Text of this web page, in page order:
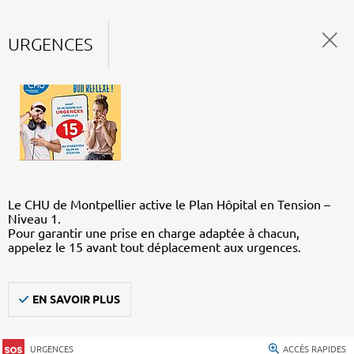
URGENCES
Le CHU de Montpellier active le Plan Hôpital en Tension –
Niveau 1.
Pour garantir une prise en charge adaptée à chacun,
appelez le 15 avant tout déplacement aux urgences.
EN SAVOIR PLUS
URGENCES ACCÈS RAPIDES